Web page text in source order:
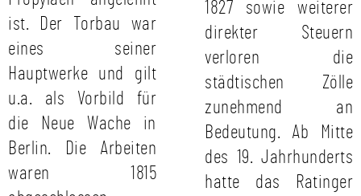
ist. Der Torbau war
eines seiner
Hauptwerke und gilt
u.a. als Vorbild für
die Neue Wache in
Berlin. Die Arbeiten
waren 1815
1827 sowie weiterer
direkter Steuern
verloren die
städtischen Zölle
zunehmend an
Bedeutung. Ab Mitte
des 19. Jahrhunderts
hatte das Ratinger